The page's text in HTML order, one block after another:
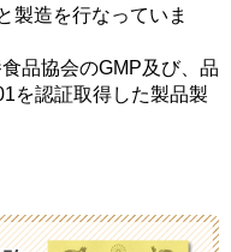
製造を行なっていま
品協会のGMP及び、品
を認証取得した製品製